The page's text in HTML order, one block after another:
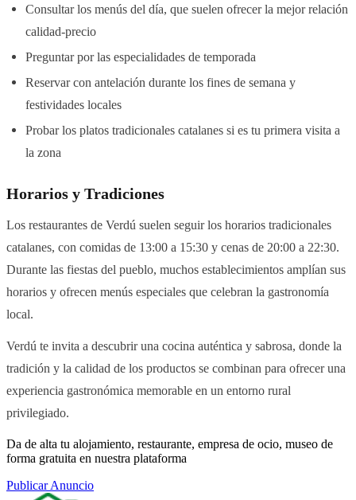
Consultar los menús del día, que suelen ofrecer la mejor relación
calidad-precio
Preguntar por las especialidades de temporada
Reservar con antelación durante los fines de semana y
festividades locales
Probar los platos tradicionales catalanes si es tu primera visita a
la zona
Horarios y Tradiciones
Los restaurantes de Verdú suelen seguir los horarios tradicionales
catalanes, con comidas de 13:00 a 15:30 y cenas de 20:00 a 22:30.
Durante las fiestas del pueblo, muchos establecimientos amplían sus
horarios y ofrecen menús especiales que celebran la gastronomía
local.
Verdú te invita a descubrir una cocina auténtica y sabrosa, donde la
tradición y la calidad de los productos se combinan para ofrecer una
experiencia gastronómica memorable en un entorno rural
privilegiado.
Da de alta tu alojamiento, restaurante, empresa de ocio, museo de
forma gratuita en nuestra plataforma
Publicar Anuncio